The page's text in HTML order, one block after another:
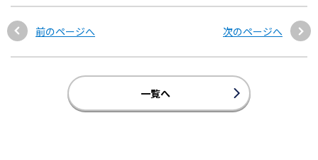
前のページへ 次のページへ
一覧へ